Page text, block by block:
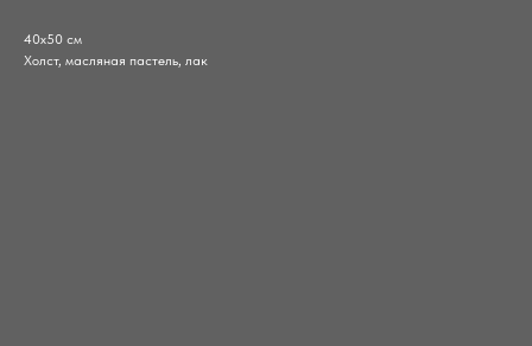
40х50 см
Холст, масляная пастель, лак